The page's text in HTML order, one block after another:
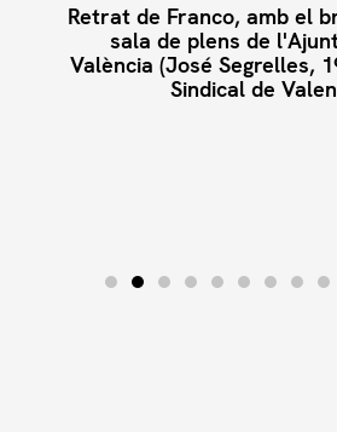
Retrat de Franco, amb el
sala de plens de
València (José Segrelles,
Sindical de